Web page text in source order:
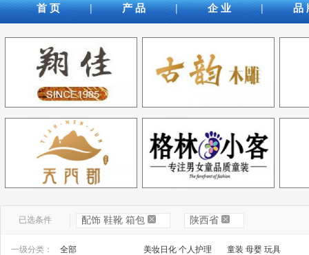
首 页 | 产 品 | 企 业 | 品
已选条件 配饰 鞋靴 箱包 陕西省
一级分类： 全部 美妆日化 个人护理
童装 母婴 玩具